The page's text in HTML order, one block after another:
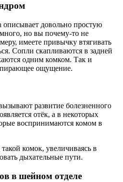
довольно простую
но вы почему-то не
имеете привычку втягивать
Сопли скапливаются в задней
одним комком. Так и
ощущение.
развитие болезненного
отёк, а в некоторых
воспринимаются комом в
комок, увеличиваясь в
дыхательные пути.
в шейном отделе